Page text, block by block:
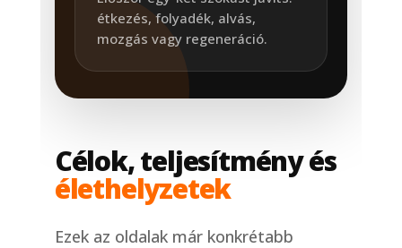
étkezés, folyadék, alvás,
mozgás vagy regeneráció.
Célok, teljesítmény és
élethelyzetek
Ezek az oldalak már konkrétabb